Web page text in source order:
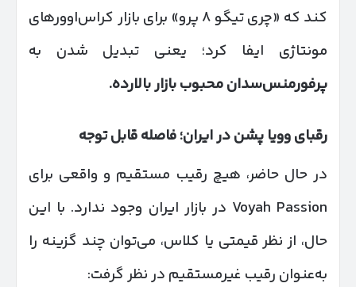
کند که «چری تیگو ۸ پرو» برای بازار کراس‌اوورهای
مونتاژی ایفا کرد؛ یعنی تبدیل شدن به
پرفورمنس‌سدان محبوب بازار بالارده.
رقبای وویا پشن در ایران؛ فاصله قابل توجه
در حال حاضر، هیچ رقیب مستقیم و واقعی برای
Voyah Passion در بازار ایران وجود ندارد. با این
حال، از نظر قیمتی یا کلاس، می‌توان چند گزینه را
به‌عنوان رقیب غیرمستقیم در نظر گرفت: